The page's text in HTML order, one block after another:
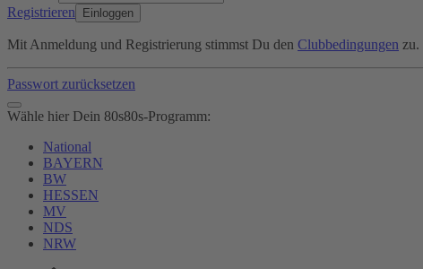
Registrieren
Einloggen
Mit Anmeldung und Registrierung stimmst Du den Clubbedingungen zu.
Passwort zurücksetzen
Wähle hier Dein 80s80s-Programm:
National
BAYERN
BW
HESSEN
MV
NDS
NRW